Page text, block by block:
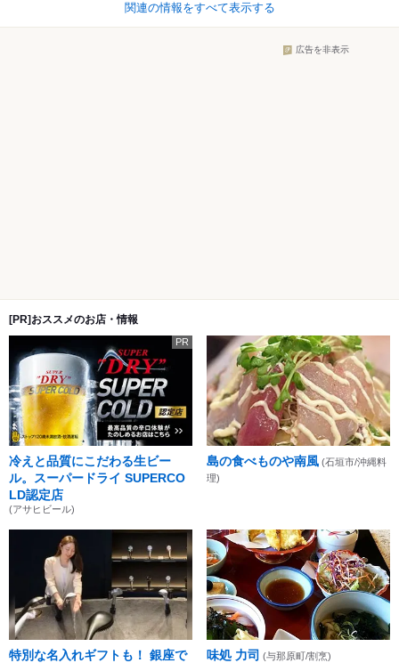
関連の情報をすべて表示する
広告を非表示
[PR]おススメのお店・情報
PR
冷えと品質にこだわる生ビー
ル。スーパードライ SUPERCO
LD認定店
(アサヒビール)
島の食べものや南風 (石垣市/沖縄料
理)
特別な名入れギフトも！ 銀座で
味処 力司 (与那原町/割烹)